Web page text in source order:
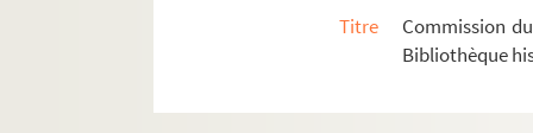
Titre
Commission
Bibliothèque
Dossier n° 3